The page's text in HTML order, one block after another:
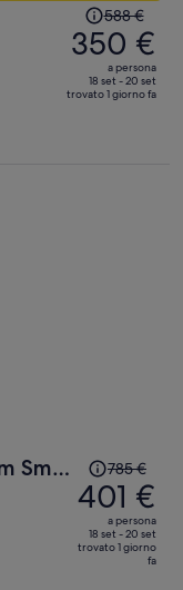
prezzo
era
588 €,
ora
588 €
350 €
a persona
18 set - 20 set
trovato 1 giorno fa
Small
prezzo
era
785 €,
ora
785 €
401 €
a persona
18 set - 20 set
trovato 1 giorno
fa